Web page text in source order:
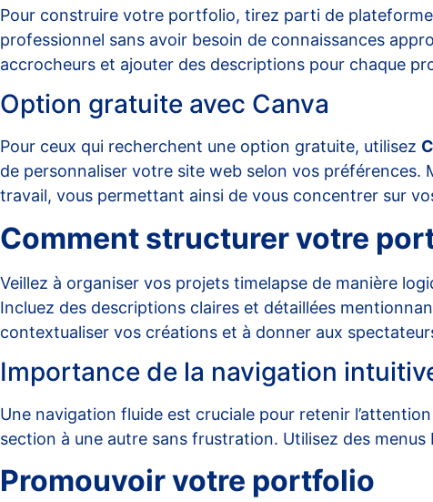
Pour construire votre portfolio, tirez parti de
professionnel sans avoir besoin de connaissances
accrocheurs et ajouter des descriptions pour chaque
Option gratuite avec Canva
Pour ceux qui recherchent une option gratuite, utilisez
de personnaliser votre site web selon vos
travail, vous permettant ainsi de vous concentrer sur
Comment structurer votre
Veillez à organiser vos projets timelapse de manière
Incluez des descriptions claires et détaillées
contextualiser vos créations et à donner aux
Importance de la navigation
Une navigation fluide est cruciale pour retenir
section à une autre sans frustration. Utilisez des
Promouvoir votre portfolio